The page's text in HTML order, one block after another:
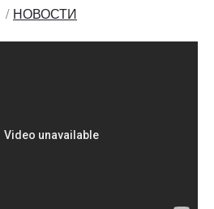
НОВОСТИ